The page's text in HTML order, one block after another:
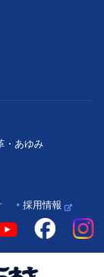
・あゆみ
採用情報